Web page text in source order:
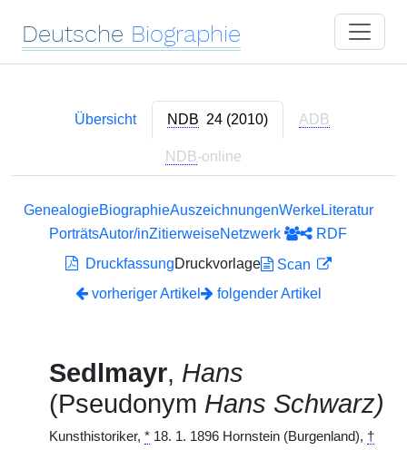
Deutsche Biographie
Übersicht NDB 24 (2010) ADB
NDB-online
GenealogieBiographieAuszeichnungenWerkeLiteratur
PorträtsAutor/inZitierweiseNetzwerk
RDF
DruckfassungDruckvorlage
Scan
vorheriger Artikel
folgender Artikel
Sedlmayr, Hans
(Pseudonym Hans Schwarz)
Kunsthistoriker, * 18. 1. 1896 Hornstein (Burgenland), †